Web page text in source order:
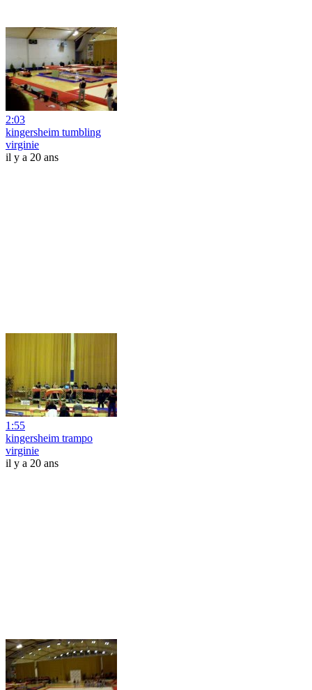
2:03
kingersheim tumbling
virginie
il y a 20 ans
1:55
kingersheim trampo
virginie
il y a 20 ans